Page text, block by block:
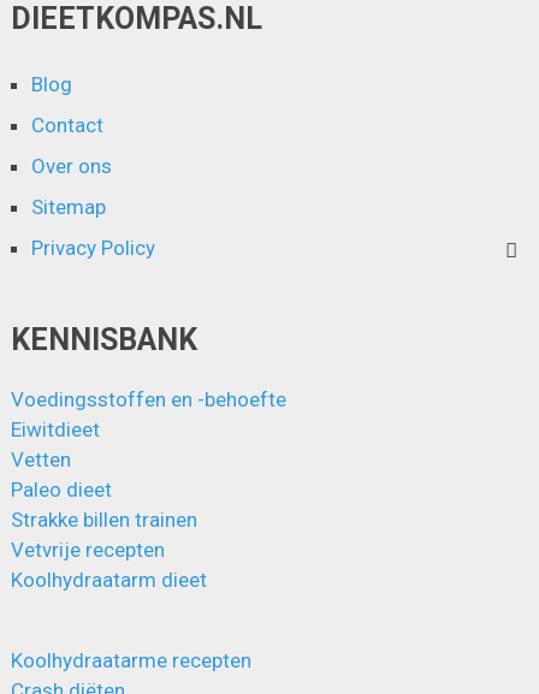
DIEETKOMPAS.NL
Blog
Contact
Over ons
Sitemap
Privacy Policy
KENNISBANK
Voedingsstoffen en -behoefte
Eiwitdieet
Vetten
Paleo dieet
Strakke billen trainen
Vetvrije recepten
Koolhydraatarm dieet
Koolhydraatarme recepten